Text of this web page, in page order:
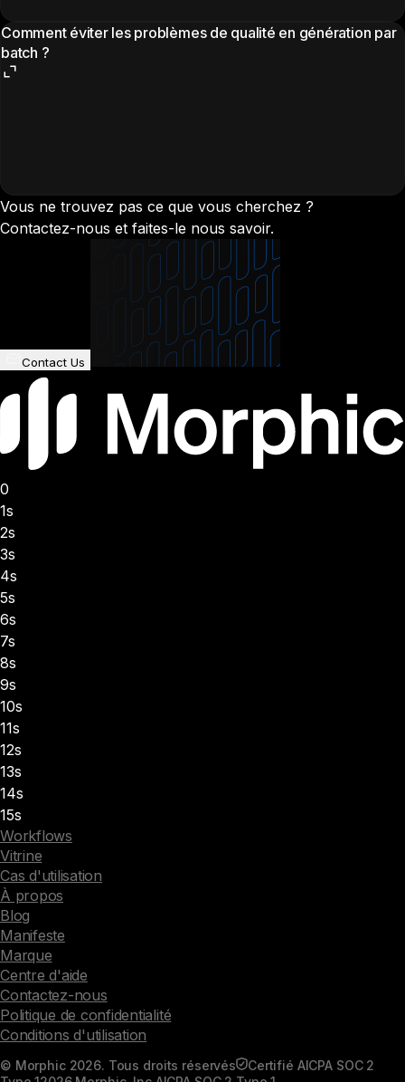
Comment éviter les problèmes de qualité en génération par
batch ?
Vous ne trouvez pas ce que vous cherchez ?
Contactez-nous et faites-le nous savoir.
Contact Us
0
1s
2s
3s
4s
5s
6s
7s
8s
9s
10s
11s
12s
13s
14s
15s
Workflows
Vitrine
Cas d'utilisation
À propos
Blog
Manifeste
Marque
Centre d'aide
Contactez-nous
Politique de confidentialité
Conditions d'utilisation
© Morphic 2026. Tous droits réservés
Certifié AICPA SOC 2